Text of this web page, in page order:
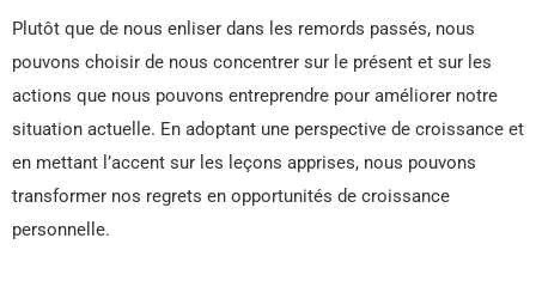
Plutôt que de nous enliser dans les remords passés, nous
pouvons choisir de nous concentrer sur le présent et sur les
actions que nous pouvons entreprendre pour améliorer notre
situation actuelle. En adoptant une perspective de croissance et
en mettant l’accent sur les leçons apprises, nous pouvons
transformer nos regrets en opportunités de croissance
personnelle.